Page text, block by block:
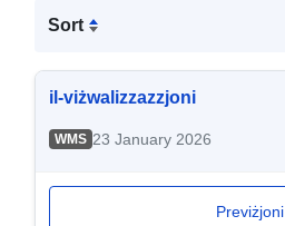
Sort
il-viżwalizzazzjoni
WMS 23 January 2026
Previżjoni